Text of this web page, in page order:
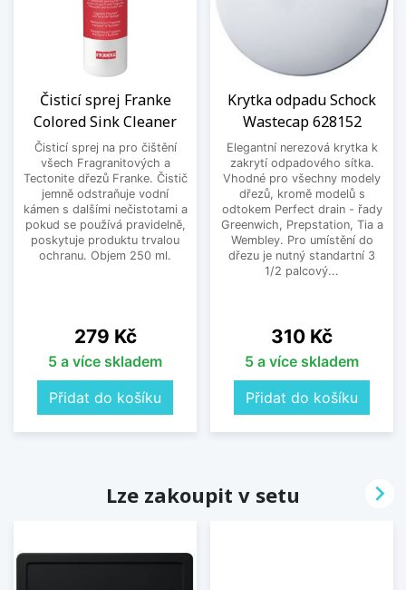
Čisticí sprej Franke
Colored Sink Cleaner
Čisticí sprej na pro čištění
všech Fragranitových a
Tectonite dřezů Franke. Čistič
jemně odstraňuje vodní
kámen s dalšími nečistotami a
pokud se používá pravidelně,
poskytuje produktu trvalou
ochranu. Objem 250 ml.
Cena
279 Kč
5 a více skladem
Přidat do košíku
Krytka odpadu Schock
Wastecap 628152
Elegantní nerezová krytka k
zakrytí odpadového sítka.
Vhodné pro všechny modely
dřezů, kromě modelů s
odtokem Perfect drain - řady
Greenwich, Prepstation, Tia a
Wembley. Pro umístění do
dřezu je nutný standartní 3
1/2 palcový...
Cena
310 Kč
5 a více skladem
Přidat do košíku
Lze zakoupit v setu 